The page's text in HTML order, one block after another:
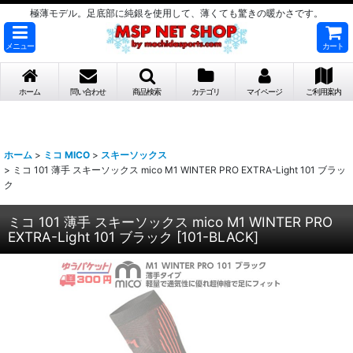
極薄モデル。足底部に純銀を使用して、薄くても驚きの暖かさです。
メニュー カート
ホーム 問い合わせ 商品検索 カテゴリ マイページ ご利用案内
ホーム > ミコ MICO > スキーソックス
> ミコ 101 薄手 スキーソックス mico M1 WINTER PRO EXTRA-Light 101 ブラッ
ク
ミコ 101 薄手 スキーソックス mico M1 WINTER PRO
EXTRA-Light 101 ブラック [101-BLACK]